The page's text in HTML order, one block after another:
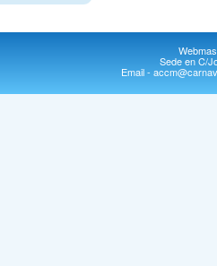
Sede en C/
Email -